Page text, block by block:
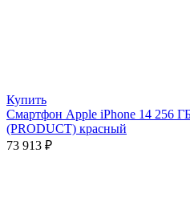
Купить
Смартфон Apple iPhone 14 256
(PRODUCT) красный
73 913 ₽